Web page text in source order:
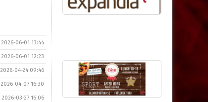
2026-06-01 13:44
2026-06-01 12:23
2026-04-24 09:46
2026-04-07 16:30
2026-03-27 16:06